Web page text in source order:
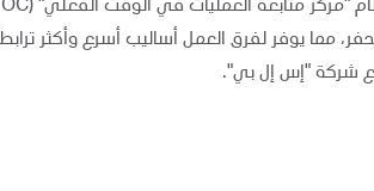
يضم أكثر من 120 منصة حفر، مما يوفر لفرق العمل أساليب
مع شركة "إس إل بي".